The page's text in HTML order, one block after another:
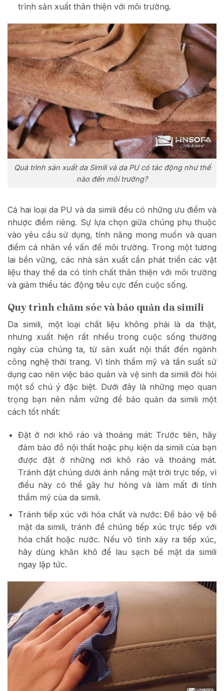
trình sản xuất thân thiện với môi trường.
Quá trình sản xuất da Simili và da PU có tác động như thế
nào đến môi trường?
Cả hai loại da PU và da simili đều có những ưu điểm và
nhược điểm riêng. Sự lựa chọn giữa chúng phụ thuộc
vào yêu cầu sử dụng, tính năng mong muốn và quan
điểm cá nhân về vấn đề môi trường. Trong một tương
lai bền vững, các nhà sản xuất cần phát triển các vật
liệu thay thế da có tính chất thân thiện với môi trường
và giảm thiểu tác động tiêu cực đến cuộc sống.
Quy trình chăm sóc và bảo quản da simili
Da simili, một loại chất liệu không phải là da thật,
nhưng xuất hiện rất nhiều trong cuộc sống thường
ngày của chúng ta, từ sản xuất nội thất đến ngành
công nghệ thời trang. Vì tính thẩm mỹ và tần suất sử
dụng cao nên việc bảo quản và vệ sinh da simili đòi hỏi
một số chú ý đặc biệt. Dưới đây là những mẹo quan
trọng bạn nên nắm vững để bảo quản da simili một
cách tốt nhất:
Đặt ở nơi khô ráo và thoáng mát: Trước tiên, hãy
đảm bảo đồ nội thất hoặc phụ kiện da simili của bạn
được đặt ở những nơi khô ráo và thoáng mát.
Tránh đặt chúng dưới ánh nắng mặt trời trực tiếp, vì
điều này có thể gây hư hỏng và làm mất đi tính
thẩm mỹ của da simili.
Tránh tiếp xúc với hóa chất và nước: Để bảo vệ bề
mặt da simili, tránh để chúng tiếp xúc trực tiếp với
hóa chất hoặc nước. Nếu vô tình xảy ra tiếp xúc,
hãy dùng khăn khô để lau sạch bề mặt da simili
ngay lập tức.